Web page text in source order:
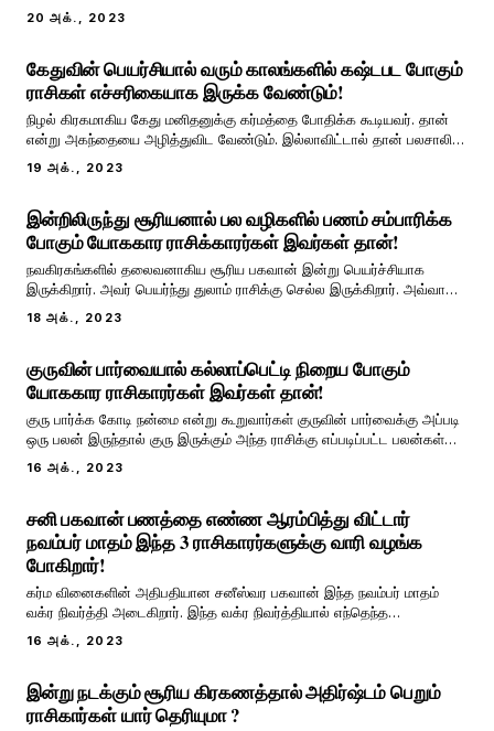
சொந்தக்காரரான இவர் ஒருவர் புத்திசாலியாக இருப்பதற்கும் உதவுகிறார்.
அனைவருக்கும் புத்திக்கூர்மையும் அறிவாற்றலையும் கொடுக்கக்கூடிய
20 அக்., 2023
கேதுவின் பெயர்சியால் வரும் காலங்களில் கஷ்டபட போகும்
ராசிகள் எச்சரிகையாக இருக்க வேண்டும்!
நிழல் கிரகமாகிய கேது மனிதனுக்கு கர்மத்தை போதிக்க கூடியவர். தான்
என்று அகந்தையை அழித்துவிட வேண்டும். இல்லாவிட்டால் தான் பலசாலி
,தான் புத்திசாலி தன்னால் எதையும் செய்ய இயலும் என்ற கர்வம்
ஒருவருக்கு இருந்தால் அது கேது கூரிய குணமாகும். ஞான காரகனாகிய
19 அக்., 2023
இன்றிலிருந்து சூரியனால் பல வழிகளில் பணம் சம்பாரிக்க
போகும் யோககார ராசிக்காரர்கள் இவர்கள் தான்!
நவகிரகங்களில் தலைவனாகிய சூரிய பகவான் இன்று பெயர்ச்சியாக
இருக்கிறார். அவர் பெயர்ந்து துலாம் ராசிக்கு செல்ல இருக்கிறார். அவ்வாறு
சூரிய பகவான் பெயர்ச்சியாகும் பொழுது ராசிகளில் பல தாக்கங்கள் ஏற்படும்
அப்படி எந்த ராசிக்காரர்களுக்கு எந்த மாதிரியான தாக்கங்கள் ஏற்படப்
18 அக்., 2023
குருவின் பார்வையால் கல்லாப்பெட்டி நிறைய போகும்
யோககார ராசிகாரர்கள் இவர்கள் தான்!
குரு பார்க்க கோடி நன்மை என்று கூறுவார்கள் குருவின் பார்வைக்கு அப்படி
ஒரு பலன் இருந்தால் குரு இருக்கும் அந்த ராசிக்கு எப்படிப்பட்ட பலன்கள்
எல்லாம் கிடைக்கும். குரு யாருடன் சேர்ந்து இருக்கிறார் என்பதை பொறுத்து
அவருடைய பலன்களில் மாறுபாடுகள் ஏற்படும். குருவின் இடப்பெயர்ச்சி
16 அக்., 2023
சனி பகவான் பணத்தை எண்ண ஆரம்பித்து விட்டார்
நவம்பர் மாதம் இந்த 3 ராசிகாரர்களுக்கு வாரி வழங்க
போகிறார்!
கர்ம வினைகளின் அதிபதியான சனீஸ்வர பகவான் இந்த நவம்பர் மாதம்
வக்ர நிவர்த்தி அடைகிறார். இந்த வக்ர நிவர்த்தியால் எந்தெந்த
ராசிக்காரர்கள் பண மழையில் நனைய போகிறார் என்பதைப் பற்றிய விரிவான
விளக்கத்தை இங்கு பார்க்கலாம். சனீஸ்வரர் ஒரு ராசியில் இருந்த மற்ற
16 அக்., 2023
இன்று நடக்கும் சூரிய கிரகணத்தால் அதிர்ஷ்டம் பெறும்
ராசிகார்கள் யார் தெரியுமா ?